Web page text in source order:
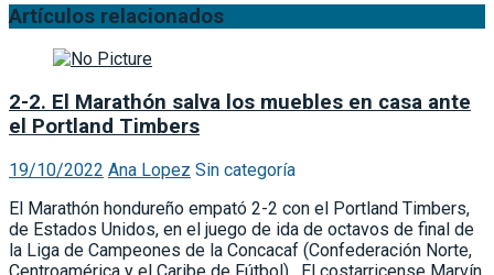
Artículos relacionados
2-2. El Marathón salva los muebles en casa ante
el Portland Timbers
19/10/2022 Ana Lopez Sin categoría
El Marathón hondureño empató 2-2 con el Portland Timbers,
de Estados Unidos, en el juego de ida de octavos de final de
la Liga de Campeones de la Concacaf (Confederación Norte,
Centroamérica y el Caribe de Fútbol). El costarricense Marvín